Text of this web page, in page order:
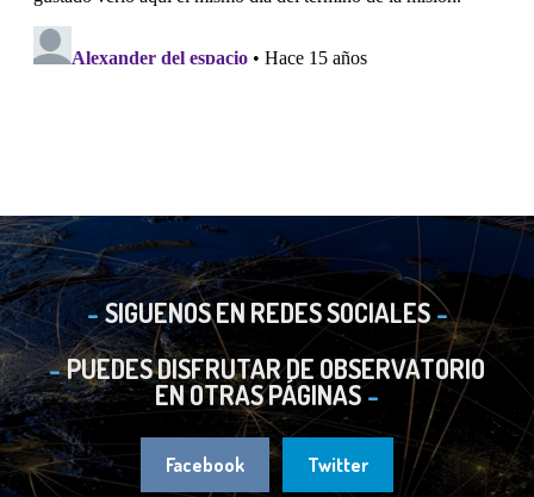
SIGUENOS EN REDES SOCIALES
PUEDES DISFRUTAR DE OBSERVATORIO
EN OTRAS PÁGINAS
Facebook Twitter